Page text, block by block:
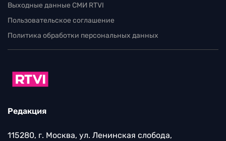
Выходные данные СМИ RTVI
Пользовательское соглашение
Политика обработки персональных данных
Редакция
115280, г. Москва, ул. Ленинская слобода,